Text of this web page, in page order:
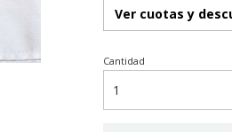
Ver cuotas y
Cantidad